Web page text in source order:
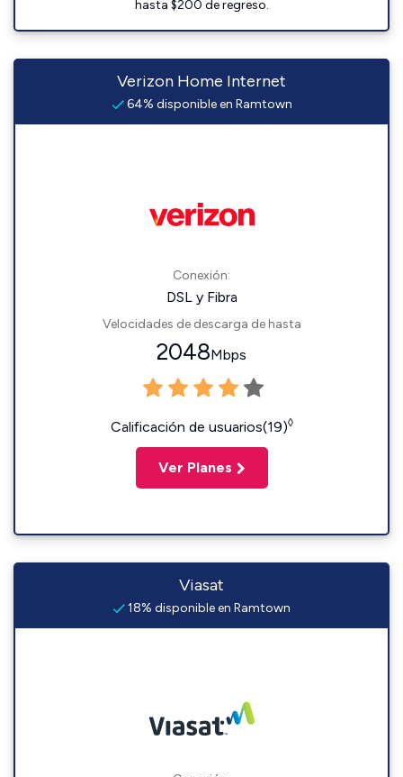
hasta $200 de regreso.
Verizon Home Internet
64% disponible en Ramtown
Conexión:
DSL y Fibra
Velocidades de descarga de hasta
2048Mbps
Calificación de usuarios(19)◊
Ver Planes
Viasat
18% disponible en Ramtown